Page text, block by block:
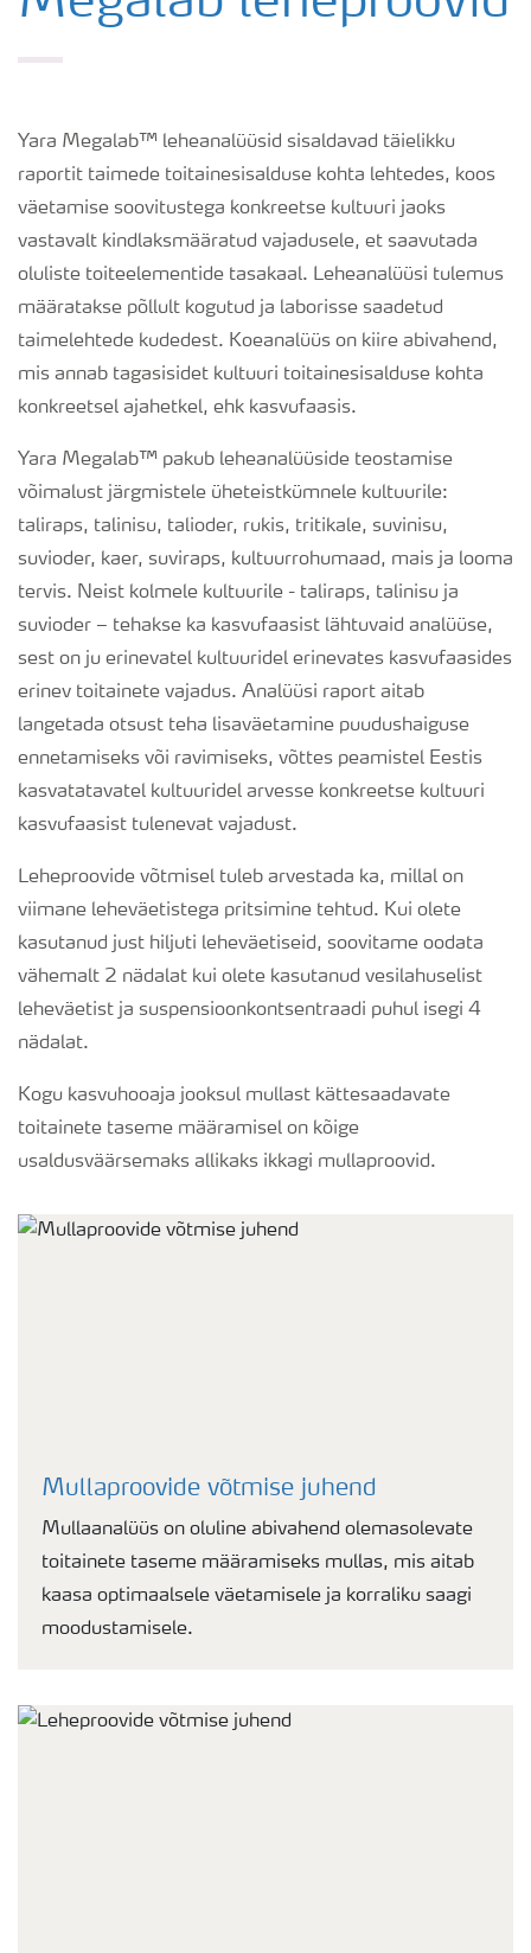
Kalkulaatorid
Megalab
N-Tester BT
N-Sensor
BigBag nuga
Yara PRECISE KIT
Yara CheckIT
Yara Megalab™ leheanalüüsid sisaldavad täielikku
raportit taimede toitainesisalduse kohta lehtedes, koos
väetamise soovitustega konkreetse kultuuri jaoks
vastavalt kindlaksmääratud vajadusele, et saavutada
oluliste toiteelementide tasakaal. Leheanalüüsi tulemus
määratakse põllult kogutud ja laborisse saadetud
taimelehtede kudedest. Koeanalüüs on kiire abivahend,
mis annab tagasisidet kultuuri toitainesisalduse kohta
konkreetsel ajahetkel, ehk kasvufaasis.
Yara Megalab™ pakub leheanalüüside teostamise
võimalust järgmistele üheteistkümnele kultuurile:
taliraps, talinisu, talioder, rukis, tritikale, suvinisu,
suvioder, kaer, suviraps, kultuurrohumaad, mais ja looma
tervis. Neist kolmele kultuurile - taliraps, talinisu ja
suvioder – tehakse ka kasvufaasist lähtuvaid analüüse,
sest on ju erinevatel kultuuridel erinevates kasvufaasides
erinev toitainete vajadus. Analüüsi raport aitab
langetada otsust teha lisaväetamine puudushaiguse
ennetamiseks või ravimiseks, võttes peamistel Eestis
kasvatatavatel kultuuridel arvesse konkreetse kultuuri
kasvufaasist tulenevat vajadust.
Leheproovide võtmisel tuleb arvestada ka, millal on
viimane leheväetistega pritsimine tehtud. Kui olete
kasutanud just hiljuti leheväetiseid, soovitame oodata
vähemalt 2 nädalat kui olete kasutanud vesilahuselist
leheväetist ja suspensioonkontsentraadi puhul isegi 4
nädalat.
Kogu kasvuhooaja jooksul mullast kättesaadavate
toitainete taseme määramisel on kõige
usaldusväärsemaks allikaks ikkagi mullaproovid.
Mullaproovide võtmise juhend
Mullaanalüüs on oluline abivahend olemasolevate
toitainete taseme määramiseks mullas, mis aitab
kaasa optimaalsele väetamisele ja korraliku saagi
moodustamisele.